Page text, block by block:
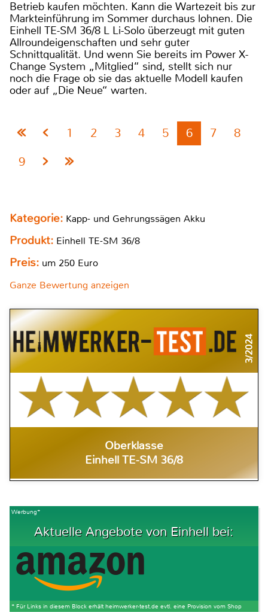
Betrieb kaufen möchten. Kann die Wartezeit bis zur
Markteinführung im Sommer durchaus lohnen. Die
Einhell TE-SM 36/8 L Li-Solo überzeugt mit guten
Allroundeigenschaften und sehr guter
Schnittqualität. Und wenn Sie bereits im Power X-
Change System „Mitglied“ sind, stellt sich nur
noch die Frage ob sie das aktuelle Modell kaufen
oder auf „Die Neue“ warten.
1 2 3 4 5 6 7
8
9
Kategorie: Kapp- und Gehrungssägen Akku
Produkt: Einhell TE-SM 36/8
Preis: um 250 Euro
Ganze Bewertung anzeigen
3/2024
Oberklasse
Einhell TE-SM 36/8
Werbung*
Aktuelle Angebote von Einhell bei:
* Für Links in diesem Block erhält heimwerker-test.de evtl. eine Provision vom Shop